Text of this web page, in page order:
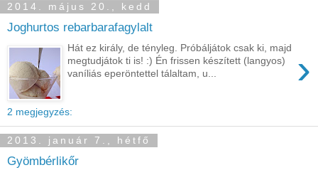
2014. május 20., kedd
Joghurtos rebarbarafagylalt
›
Hát ez király, de tényleg. Próbáljátok csak ki, majd
megtudjátok ti is! :) Én frissen készített (langyos)
vaníliás eperöntettel tálaltam, u...
2 megjegyzés:
2013. január 7., hétfő
Gyömbérlikőr